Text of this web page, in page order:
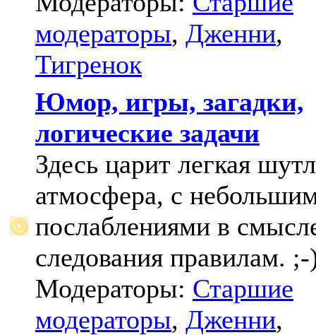
модераторы, Дженни,
Тигренок
Юмор, игры, загадки,
логические задачи
Здесь царит легкая
атмосфера, с
послаблениями в
следования правилам.
Модераторы: Старшие
модераторы, Дженни,